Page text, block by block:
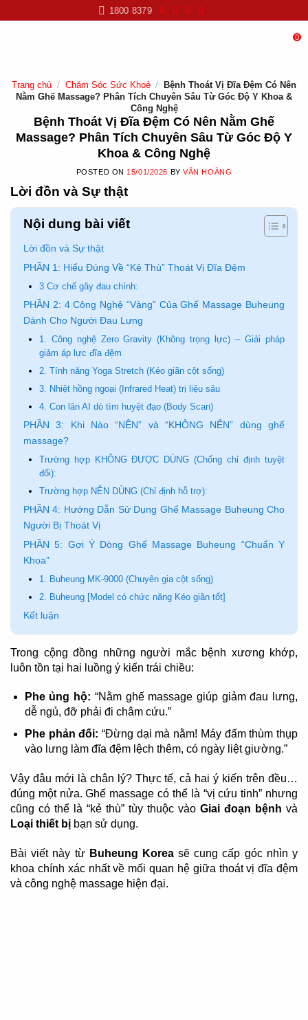
to
1800 8379
0
Trang chủ / Chăm Sóc Sức Khoẻ /
Bệnh Thoát Vị Đĩa Đệm Có Nên
Nằm Ghế Massage? Phân Tích Chuyên Sâu Từ Góc Độ Y Khoa &
Công Nghệ
Bệnh Thoát Vị Đĩa Đệm Có Nên Nằm Ghế
Massage? Phân Tích Chuyên Sâu Từ Góc Độ Y
Khoa & Công Nghệ
POSTED ON 15/01/2026 BYVĂN HOÀNG
Lời đồn và Sự thật
Nội dung bài viết
Lời đồn và Sự thật
PHẦN 1: Hiểu Đúng Về “Kẻ Thù” Thoát Vị Đĩa Đệm
3 Cơ chế gây đau chính:
PHẦN 2: 4 Công Nghệ “Vàng” Của Ghế Massage Buheung
Dành Cho Người Đau Lưng
1. Công nghệ Zero Gravity (Không trọng lực) – Giải pháp
giảm áp lực đĩa đệm
2. Tính năng Yoga Stretch (Kéo giãn cột sống)
3. Nhiệt hồng ngoại (Infrared Heat) trị liệu sâu
4. Con lăn AI dò tìm huyệt đạo (Body Scan)
PHẦN 3: Khi Nào “NÊN” và “KHÔNG NÊN” dùng ghế
massage?
Trường hợp KHÔNG ĐƯỢC DÙNG (Chống chỉ định tuyệt
đối):
Trường hợp NÊN DÙNG (Chỉ định hỗ trợ):
PHẦN 4: Hướng Dẫn Sử Dụng Ghế Massage Buheung Cho
Người Bị Thoát Vị
PHẦN 5: Gợi Ý Dòng Ghế Massage Buheung “Chuẩn Y
Khoa”
1. Buheung MK-9000 (Chuyên gia cột sống)
2. Buheung [Model có chức năng Kéo giãn tốt]
Kết luận
Trong cộng đồng những người mắc bệnh xương khớp,
luôn tồn tại hai luồng ý kiến trái chiều:
Phe ủng hộ: “Nằm ghế massage giúp giảm đau lưng,
dễ ngủ, đỡ phải đi châm cứu.”
Phe phản đối: “Đừng dại mà nằm! Máy đấm thùm thụp
vào lưng làm đĩa đệm lệch thêm, có ngày liệt giường.”
Vậy đâu mới là chân lý? Thực tế, cả hai ý kiến trên đều…
đúng một nửa. Ghế massage có thể là “vị cứu tinh” nhưng
cũng có thể là “kẻ thù” tùy thuộc vào Giai đoạn bệnh và
Loại thiết bị bạn sử dụng.
Bài viết này từ Buheung Koreasẽ cung cấp góc nhìn y
khoa chính xác nhất về mối quan hệ giữa thoát vị đĩa đệm
và công nghệ massage hiện đại.